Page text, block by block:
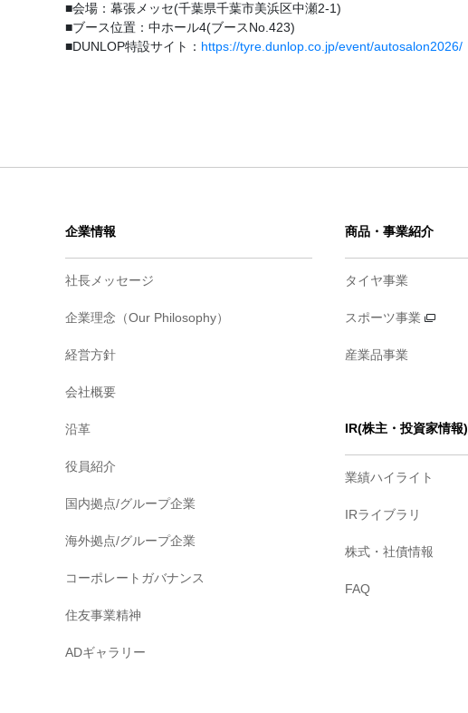
■会場：幕張メッセ(千葉県千葉市美浜区中瀬2-1)
■ブース位置：中ホール4(ブースNo.423)
■DUNLOP特設サイト： https://tyre.dunlop.co.jp/event/autosalon2026/
企業情報
社長メッセージ
企業理念（Our Philosophy）
経営方針
会社概要
沿革
役員紹介
国内拠点/グループ企業
海外拠点/グループ企業
コーポレートガバナンス
住友事業精神
ADギャラリー
商品・事業紹介
タイヤ事業
スポーツ事業
産業品事業
IR(株主・投資家情報)
業績ハイライト
IRライブラリ
株式・社債情報
FAQ